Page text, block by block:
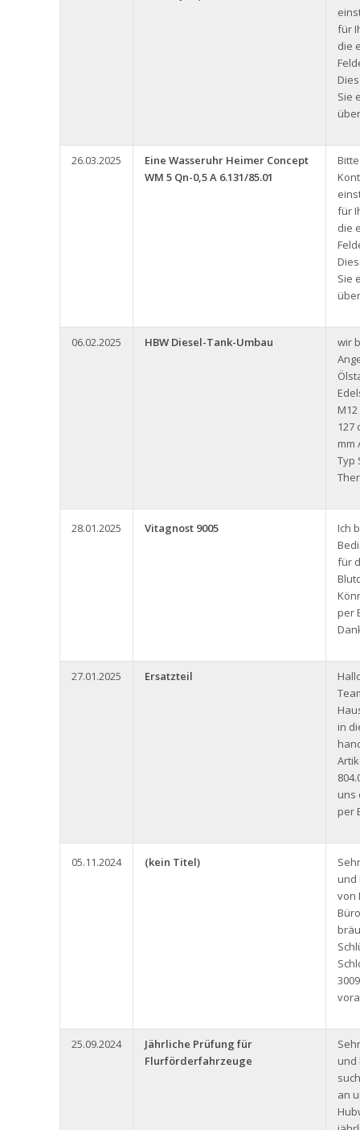
für
die
Sie
26.03.2025
Eine Wasseruhr Heimer Concept
WM 5 Qn-0,5 A 6.131/85.01
für
die
Sie
06.02.2025 HBW Diesel-Tank-Umbau
wir
127
mm
Typ
28.01.2025 Vitagnost 9005
Ich
für
per
27.01.2025 Ersatzteil
in
uns
per
05.11.2024 (kein Titel)
und
von
25.09.2024
Jährliche Prüfung für
Flurförderfahrzeuge
und
an